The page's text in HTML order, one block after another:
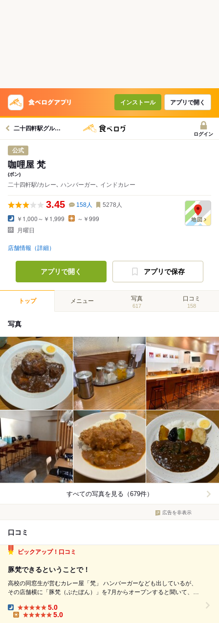
インストール アプリで開く
二十四軒駅グルメへ
ログイン
公式
咖哩屋 梵
(ボン)
二十四軒駅/カレー､ ハンバーガー､ インドカレー
3.45 158人 5278 人
￥1,000～￥1,999
～￥999
月曜日
店舗情報（詳細）
アプリで開く アプリで保存
トップ メニュー 写真
617
口コミ
158
写真
すべての写真を見る（679件）
広告を非表示
口コミ
ピックアップ！口コミ
豚梵できるということで！
高校の同窓生が営むカレー屋「梵」 ハンバーガーなども出しているが、
その店舗横に「豚梵（ぶたぼん）」を7月からオープンすると聞いて、梵
ビーフカレーは、とにかく肉が柔らかくて抜群に美味い！ ここはさらに
ピクルスも美味...
Dinner:
5.0
5.0